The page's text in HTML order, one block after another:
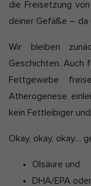
die Freisetzung
deiner Gefäße – da
Wir bleiben
Geschichten. Auch
Fettgewebe
Atherogenese
kein Fettleibiger
Okay, okay, okay…
Ölsäure und
DHA/EPA